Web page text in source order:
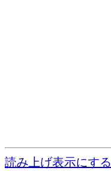
読み上げ表示にする